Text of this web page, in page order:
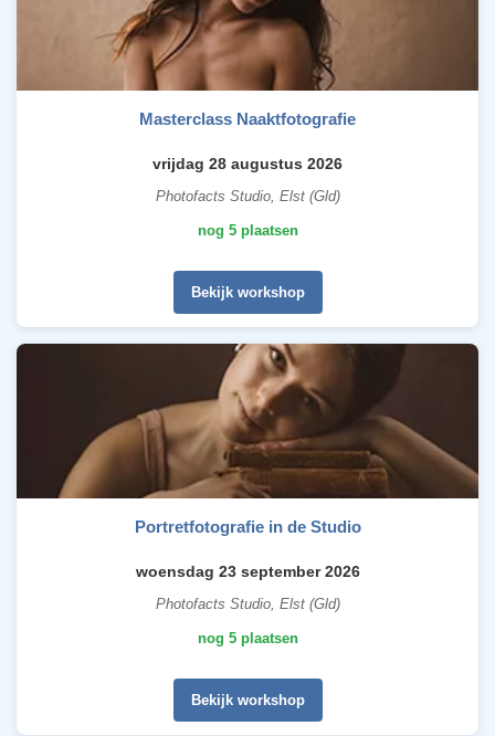
Masterclass Naaktfotografie
vrijdag 28 augustus 2026
Photofacts Studio, Elst (Gld)
nog 5 plaatsen
Bekijk workshop
Portretfotografie in de Studio
woensdag 23 september 2026
Photofacts Studio, Elst (Gld)
nog 5 plaatsen
Bekijk workshop